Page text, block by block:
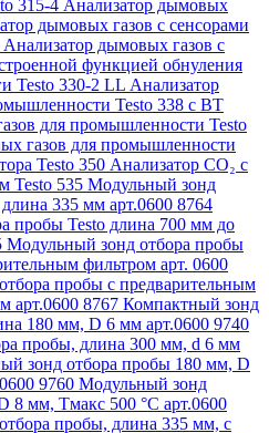
315-4 Анализатор дымовых
дымовых газов с сенсорами
Анализатор дымовых газов с
функцией обнуления
Testo 330-2 LL Анализатор
Testo 338 с BT
для промышленности Testo
газов для промышленности
Testo 350 Анализатор СО₂ с
Testo 535 Модульный зонд
335 мм арт.0600 8764
пробы Testo длина 700 мм до
Модульный зонд отбора пробы
фильтром арт. 0600
пробы с предварительным
арт.0600 8767 Компактный зонд
180 мм, D 6 мм арт.0600 9740
пробы, длина 300 мм, d 6 мм
зонд отбора пробы 180 мм, D
9760 Модульный зонд
8 мм, Tмакс 500 °C арт.0600
пробы, длина 335 мм, с